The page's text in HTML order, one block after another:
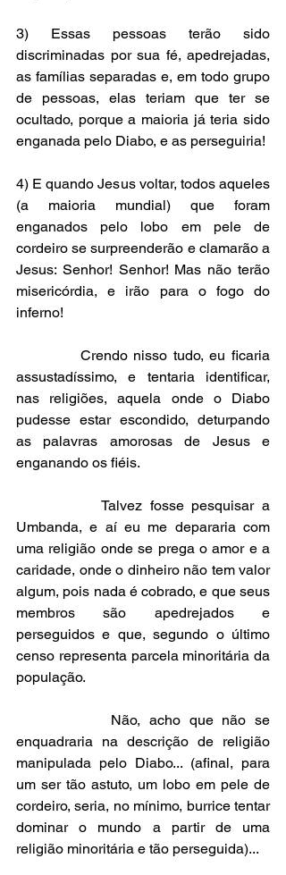
3) Essas pessoas terão sido
discriminadas por sua fé, apedrejadas,
as famílias separadas e, em todo grupo
de pessoas, elas teriam que ter se
ocultado, porque a maioria já teria sido
enganada pelo Diabo, e as perseguiria!
4) E quando Jesus voltar, todos aqueles
(a maioria mundial) que foram
enganados pelo lobo em pele de
cordeiro se surpreenderão e clamarão a
Jesus: Senhor! Senhor! Mas não terão
misericórdia, e irão para o fogo do
inferno!
assustadíssimo, e tentaria identificar,
nas religiões, aquela onde o Diabo
pudesse estar escondido, deturpando
as palavras amorosas de Jesus e
enganando os fiéis.
           Talvez fosse pesquisar a
Umbanda, e aí eu me depararia com
uma religião onde se prega o amor e a
caridade, onde o dinheiro não tem valor
algum, pois nada é cobrado, e que seus
membros são apedrejados e
perseguidos e que, segundo o último
censo representa parcela minoritária da
população.
enquadraria na descrição de religião
manipulada pelo Diabo... (afinal, para
um ser tão astuto, um lobo em pele de
cordeiro, seria, no mínimo, burrice tentar
dominar o mundo a partir de uma
religião minoritária e tão perseguida)...